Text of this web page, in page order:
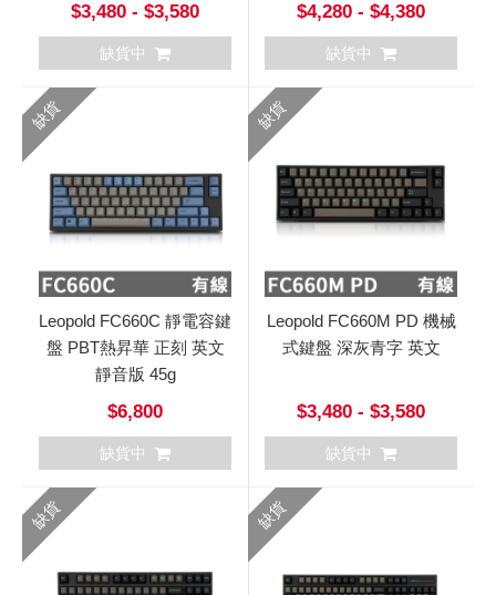
$3,480 - $3,580
缺貨中
$4,280 - $4,380
缺貨中
缺貨
Leopold FC660C 靜電容鍵
盤 PBT熱昇華 正刻 英文
靜音版 45g
$6,800
缺貨中
缺貨
Leopold FC660M PD 機械
式鍵盤 深灰青字 英文
$3,480 - $3,580
缺貨中
缺貨 缺貨